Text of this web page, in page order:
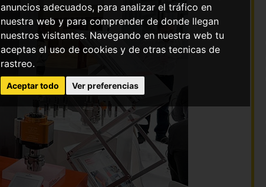
anuncios adecuados, para analizar el tráfico en
nuestra web y para comprender de donde llegan
nuestros visitantes. Navegando en nuestra web tu
aceptas el uso de cookies y de otras tecnicas de
rastreo.
Aceptar todo Ver preferencias